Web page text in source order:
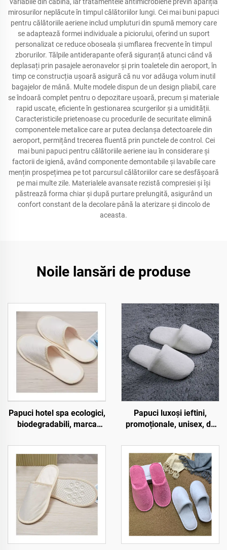
mirosurilor neplăcute în timpul călătoriilor lungi. Cei mai buni papuci
pentru călătoriile aeriene includ umpluturi din spumă memory care
se adaptează formei individuale a piciorului, oferind un suport
personalizat ce reduce oboseala și umflarea frecvente în timpul
zborurilor. Tălpile antiderapante oferă siguranță atunci când vă
deplasați prin pasajele aeronavelor și prin toaletele din aeroport, în
timp ce construcția ușoară asigură că nu vor adăuga volum inutil
bagajelor de mână. Multe modele dispun de un design pliabil, care
se îndoară complet pentru o depozitare ușoară, precum și materiale
rapid uscate, eficiente în gestionarea scurgerilor și a umidității.
Caracteristicile prietenoase cu procedurile de securitate elimină
componentele metalice care ar putea declanșa detectoarele din
aeroport, permițând trecerea fluentă prin punctele de control. Cei
mai buni papuci pentru călătoriile aeriene iau în considerare și
factorii de igienă, având componente demontabile și lavabile care
mențin prospețimea pe tot parcursul călătoriilor care se desfășoară
pe mai multe zile. Materialele avansate rezistă compresiei și își
păstrează forma chiar și după purtare prelungită, asigurând un
confort constant de la decolare până la aterizare și dincolo de
aceasta.
Noile lansări de produse
Papuci hotel spa ecologici,
biodegradabili, marca
talpă din pulp, pantofi de
unică folosință pentru
companii aeriene
Papuci luxoși ieftini,
promoționale, unisex, de
confortabili, pentru
camere de hotel, vânzare
în bloc